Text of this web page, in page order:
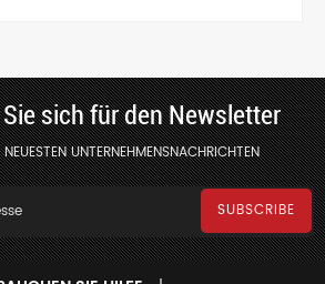
sich für den Newsletter
UNTERNEHMENSNACHRICHTEN